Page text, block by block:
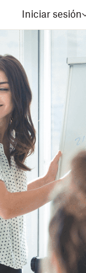
Iniciar sesión